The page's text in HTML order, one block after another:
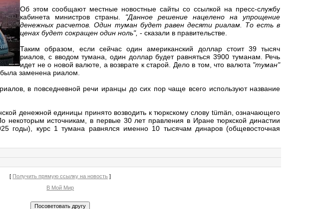
Об этом сообщают местные новостные сайты со ссылкой на пресс-службу
кабинета министров страны. "Данное решение нацелено на упрощение
денежных расчетов. Один туман будет равен десяти риалам. То есть в
ценах будет сокращен один ноль", - сказали в правительстве.
Таким образом, если сейчас один американский доллар стоит 39 тысяч
риалов, с вводом тумана, один доллар будет равняться 3900 туманам. Речь
идет не о новой валюте, а возврате к старой. Дело в том, что валюта "туман"
заменена риалом.
в повседневной речи иранцы до сих пор чаще всего используют название
денежной единицы принято возводить к тюркскому слову tümän, означающего
некоторым источникам, в первые 30 лет правления в Иране тюркской династии
годы), курс 1 тумана равнялся именно 10 тысячам динаров (общевосточная
[ Получить прямую ссылку на новость ]
В Мой Мир